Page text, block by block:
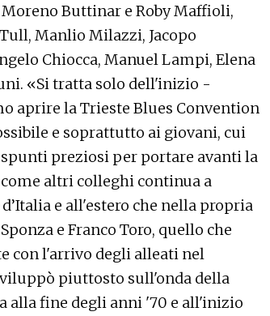
Buttinar e Roby Maffioli,
Manlio Milazzi, Jacopo
Chiocca, Manuel Lampi, Elena
«Si tratta solo dell'inizio -
aprire la Trieste Blues Convention
e soprattutto ai giovani, cui
preziosi per portare avanti la
altri colleghi continua a
e all'estero che nella propria
e Franco Toro, quello che
con l'arrivo degli alleati nel
piuttosto sull'onda della
alla fine degli anni '70 e all'inizio